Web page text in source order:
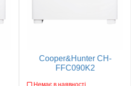
Cooper&Hunter CH-
FFC090K2
Немає в наявності